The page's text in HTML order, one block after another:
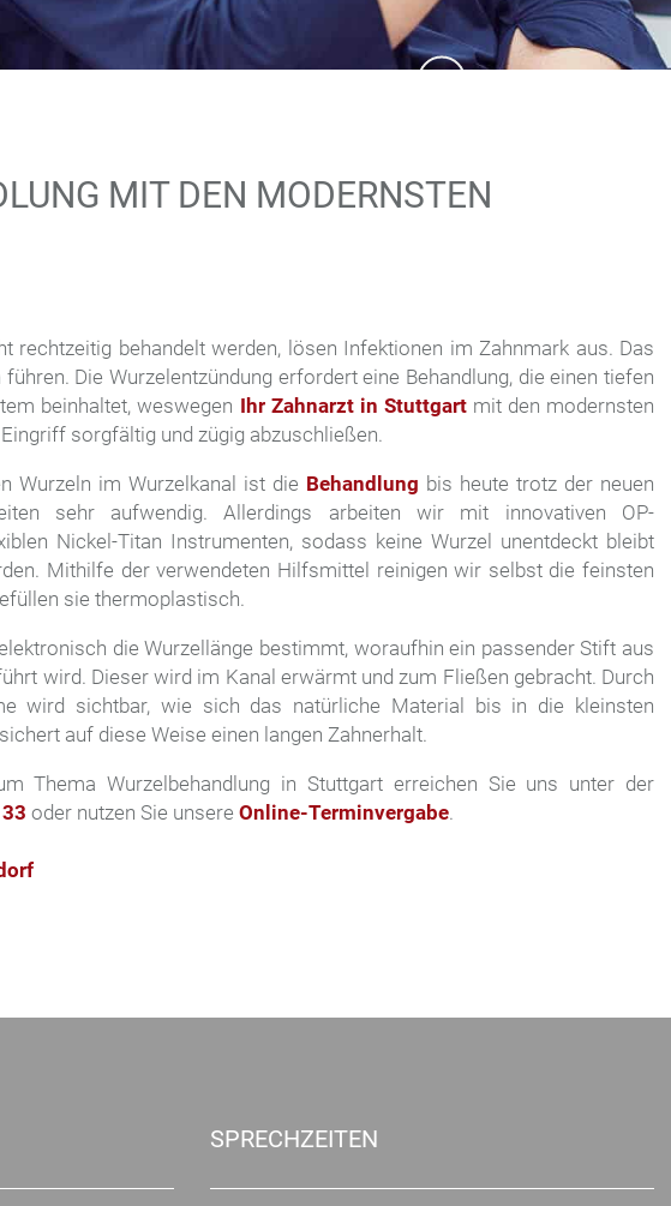
scrollen
MIT DEN MODERNSTEN
rechtzeitig behandelt werden, lösen Infektionen im Zahnmark aus. Das
Die Wurzelentzündung erfordert eine Behandlung, die einen tiefen
beinhaltet, weswegen Ihr Zahnarzt in Stuttgartmit den modernsten
sorgfältig und zügig abzuschließen.
Wurzeln im Wurzelkanal ist die Behandlung bis heute trotz der neuen
sehr aufwendig. Allerdings arbeiten wir mit innovativen OP-
Nickel-Titan Instrumenten, sodass keine Wurzel unentdeckt bleibt
Mithilfe der verwendeten Hilfsmittel reinigen wir selbst die feinsten
sie thermoplastisch.
die Wurzellänge bestimmt, woraufhin ein passender Stift aus
wird. Dieser wird im Kanal erwärmt und zum Fließen gebracht. Durch
wird sichtbar, wie sich das natürliche Material bis in die kleinsten
auf diese Weise einen langen Zahnerhalt.
Thema Wurzelbehandlung in Stuttgart erreichen Sie uns unter der
oder nutzen Sie unsere Online-Terminvergabe.
SPRECHZEITEN